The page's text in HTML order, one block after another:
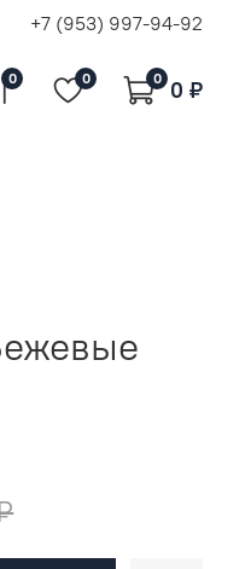
+7 (953) 997-94-92
0 0 0 0 ₽